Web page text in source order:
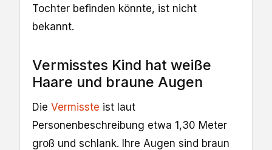
Tochter befinden könnte, ist nicht
bekannt.
Vermisstes Kind hat weiße
Haare und braune Augen
Die Vermisste ist laut
Personenbeschreibung etwa 1,30 Meter
groß und schlank. Ihre Augen sind braun